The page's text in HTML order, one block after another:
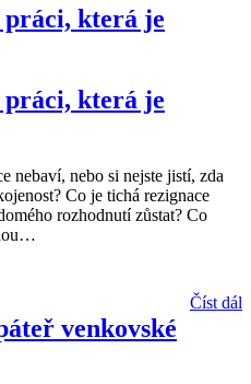
která je
která je
nebaví, nebo si nejste jistí, zda
Co je tichá rezignace
rozhodnutí zůstat? Co
…
Číst dál
venkovské